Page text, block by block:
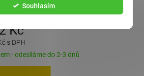
Souhlasím
h37), originál
s DPH
Kč
- odesíláme do 2-3 dnů